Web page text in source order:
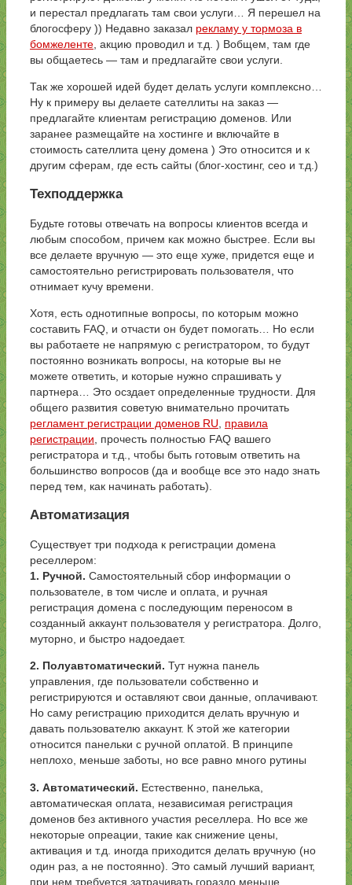
и перестал предлагать там свои услуги… Я перешел на
блогосферу )) Недавно заказал рекламу у тормоза в
бомжеленте , акцию проводил и т.д. ) Вобщем, там где
вы общаетесь — там и предлагайте свои услуги.
Так же хорошей идей будет делать услуги комплексно…
Ну к примеру вы делаете сателлиты на заказ —
предлагайте клиентам регистрацию доменов. Или
заранее размещайте на хостинге и включайте в
стоимость сателлита цену домена ) Это относится и к
другим сферам, где есть сайты (блог-хостинг, сео и т.д.)
Техподдержка
Будьте готовы отвечать на вопросы клиентов всегда и
любым способом, причем как можно быстрее. Если вы
все делаете вручную — это еще хуже, придется еще и
самостоятельно регистрировать пользователя, что
отнимает кучу времени.
Хотя, есть однотипные вопросы, по которым можно
составить FAQ, и отчасти он будет помогать… Но если
вы работаете не напрямую с регистратором, то будут
постоянно возникать вопросы, на которые вы не
можете ответить, и которые нужно спрашивать у
партнера… Это осздает определенные трудности. Для
общего развития советую внимательно прочитать
регламент регистрации доменов RU
правила
регистрации , прочесть полностью FAQ вашего
регистратора и т.д., чтобы быть готовым ответить на
большинство вопросов (да и вообще все это надо знать
перед тем, как начинать работать).
Автоматизация
Существует три подхода к регистрации домена
реселлером:
1. Ручной. Самостоятельный сбор информации о
пользователе, в том числе и оплата, и ручная
регистрация домена с последующим переносом в
созданный аккаунт пользователя у регистратора. Долго,
муторно, и быстро надоедает.
2. Полуавтоматический. Тут нужна панель
управления, где пользователи собственно и
регистрируются и оставляют свои данные, оплачивают.
Но саму регистрацию приходится делать вручную и
давать пользователю аккаунт. К этой же категории
относится панельки с ручной оплатой. В принципе
неплохо, меньше заботы, но все равно много рутины
3. Автоматический. Естественно, панелька,
автоматическая оплата, независимая регистрация
доменов без активного участия реселлера. Но все же
некоторые опреации, такие как снижение цены,
активация и т.д. иногда приходится делать вручную (но
один раз, а не постоянно). Это самый лучший вариант,
при нем требуется затрачивать гораздо меньше